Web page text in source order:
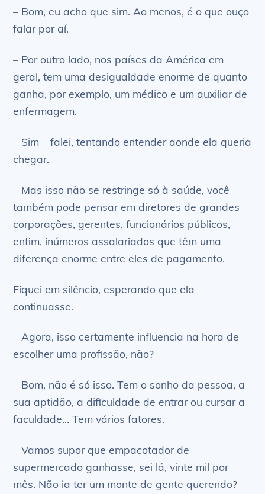
– Bom, eu acho que sim. Ao menos, é o que ouço
falar por aí.
– Por outro lado, nos países da América em
geral, tem uma desigualdade enorme de quanto
ganha, por exemplo, um médico e um auxiliar de
enfermagem.
– Sim – falei, tentando entender aonde ela queria
chegar.
– Mas isso não se restringe só à saúde, você
também pode pensar em diretores de grandes
corporações, gerentes, funcionários públicos,
enfim, inúmeros assalariados que têm uma
diferença enorme entre eles de pagamento.
Fiquei em silêncio, esperando que ela
continuasse.
– Agora, isso certamente influencia na hora de
escolher uma profissão, não?
– Bom, não é só isso. Tem o sonho da pessoa, a
sua aptidão, a dificuldade de entrar ou cursar a
faculdade… Tem vários fatores.
– Vamos supor que empacotador de
supermercado ganhasse, sei lá, vinte mil por
mês. Não ia ter um monte de gente querendo?